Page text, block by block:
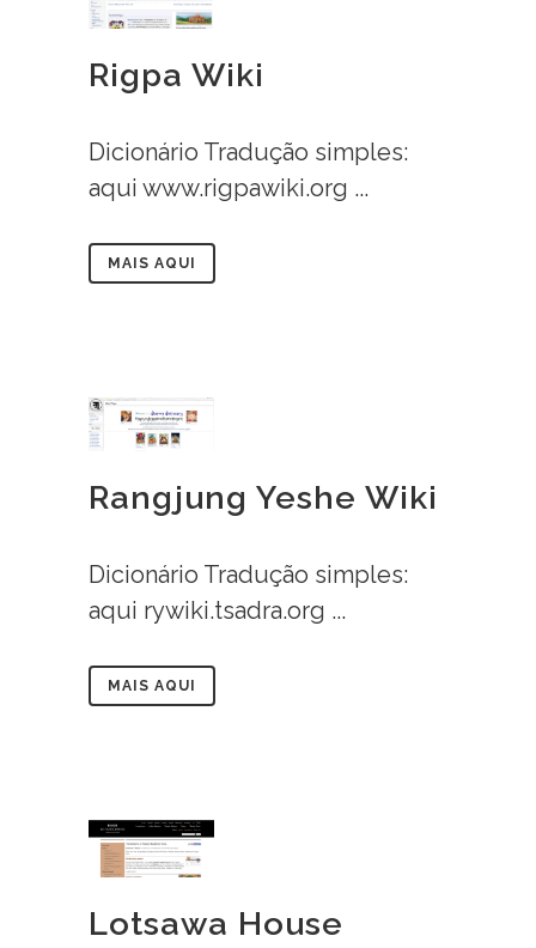
Rigpa Wiki
Dicionário Tradução simples:
aqui www.rigpawiki.org ...
MAIS AQUI
Rangjung Yeshe Wiki
Dicionário Tradução simples:
aqui rywiki.tsadra.org ...
MAIS AQUI
Lotsawa House